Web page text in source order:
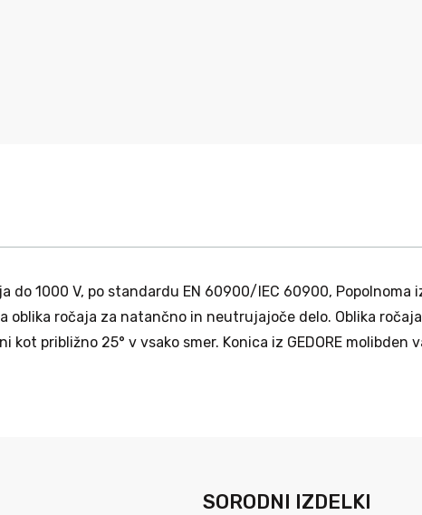
do 1000 V, po standardu EN 60900/IEC 60900,
oblika ročaja za natančno in neutrujajoče delo. Oblika
kot približno 25° v vsako smer. Konica iz GEDORE molibden
SORODNI IZDELKI